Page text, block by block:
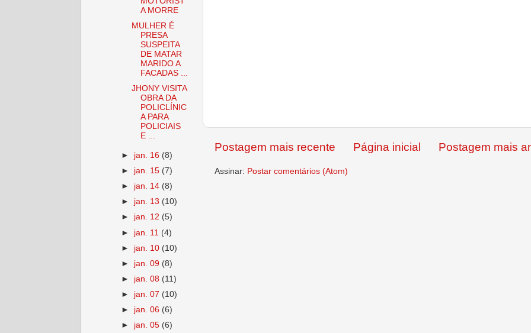
Postagem mais recente Postagem mais
Página inicial
Assinar: Postar comentários (Atom)
A MORRE
MULHER É
PRESA
SUSPEITA
DE MATAR
MARIDO A
FACADAS ...
JHONY VISITA
OBRA DA
POLICLÍNIC
A PARA
POLICIAIS
E ...
► jan. 16 (8)
► jan. 15 (7)
► jan. 14 (8)
► jan. 13 (10)
► jan. 12 (5)
► jan. 11 (4)
► jan. 10 (10)
► jan. 09 (8)
► jan. 08 (11)
► jan. 07 (10)
► jan. 06 (6)
► jan. 05 (6)